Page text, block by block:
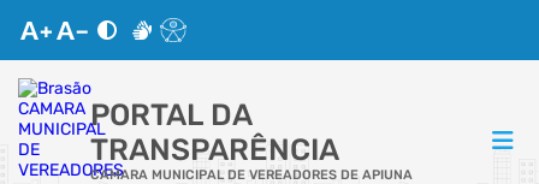
PORTAL DA
TRANSPARÊNCIA
CAMARA MUNICIPAL DE VEREADORES DE APIUNA